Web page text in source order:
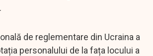
de reglementare din Ucraina a
personalului de la fața locului a